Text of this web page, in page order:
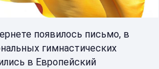
появилось письмо, в
гимнастических
в Европейский